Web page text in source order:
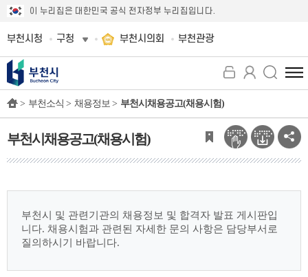
이 누리집은 대한민국 공식 전자정부 누리집입니다.
부천시청 구청 부천시의회 부천관광
전
체
뉴
보
기
> 부천소식 > 채용정보 > 부천시채용공고(채용시험)
부천시채용공고(채용시험)
부천시 및 관련기관의 채용정보 및 합격자 발표 게시판입
니다. 채용시험과 관련된 자세한 문의 사항은 담당부서로
질의하시기 바랍니다.